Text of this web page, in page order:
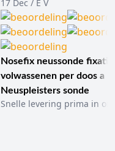
17 Dec / E V
Nosefix neussonde
volwassenen per doos a
Neuspleisters sonde
Snelle levering prima in